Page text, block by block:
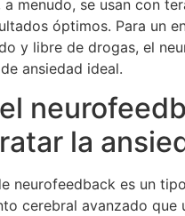
a menudo, se usan con
óptimos. Para un
y libre de drogas, el
ansiedad ideal.
la
neurofeedback es un
cerebral avanzado que